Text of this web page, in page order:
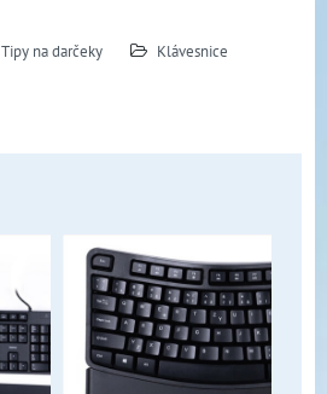
Tipy na darčeky
Klávesnice